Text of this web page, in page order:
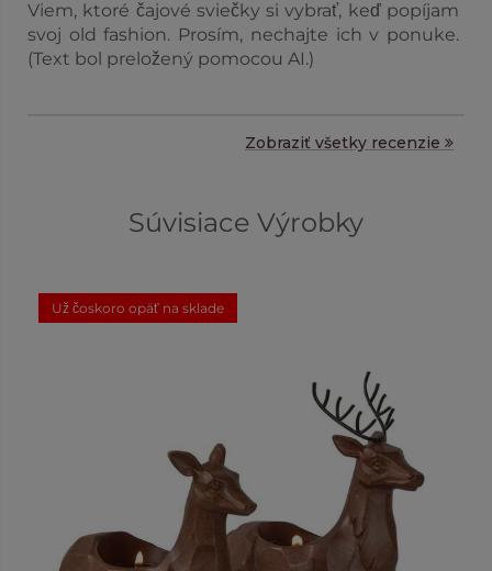
Viem, ktoré čajové sviečky si vybrať, keď popíjam
svoj old fashion. Prosím, nechajte ich v ponuke.
(Text bol preložený pomocou AI.)
Zobraziť všetky recenzie
Súvisiace Výrobky
Už čoskoro opäť na sklade